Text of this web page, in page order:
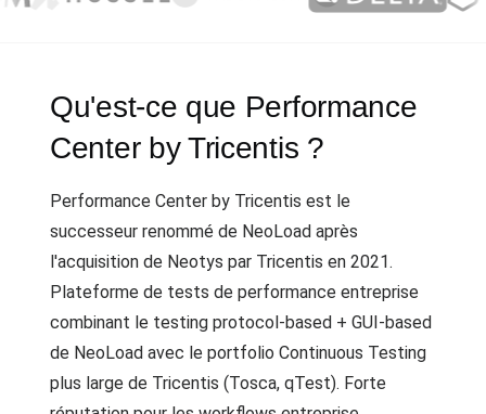
Qu'est-ce que Performance
Center by Tricentis ?
Performance Center by Tricentis est le
successeur renommé de NeoLoad après
l'acquisition de Neotys par Tricentis en 2021.
Plateforme de tests de performance entreprise
combinant le testing protocol-based + GUI-based
de NeoLoad avec le portfolio Continuous Testing
plus large de Tricentis (Tosca, qTest). Forte